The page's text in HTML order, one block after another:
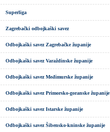
Superliga
Zagrebački odbojkaški savez
Odbojkaški savez Zagrebačke županije
Odbojkaški savez Varaždinske županije
Odbojkaški savez Međimurske županije
Odbojkaški savez Primorsko-goranske županije
Odbojkaški savez Istarske županije
Odbojkaški savez Šibensko-kninske županije